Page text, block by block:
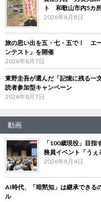
ト 和歌山市内5カ
2026年8月8日
旅の思い出を五・七・五で！ エ
ンテスト」を開催
2026年8月7日
東野圭吾が選んだ「記憶に残る
読者参加型キャンペーン
2026年8月7日
動画
「100歳現役」目
務員イベント「うぇ
2026年8月4日
AI時代、「暗黙知」は継承でき
ル